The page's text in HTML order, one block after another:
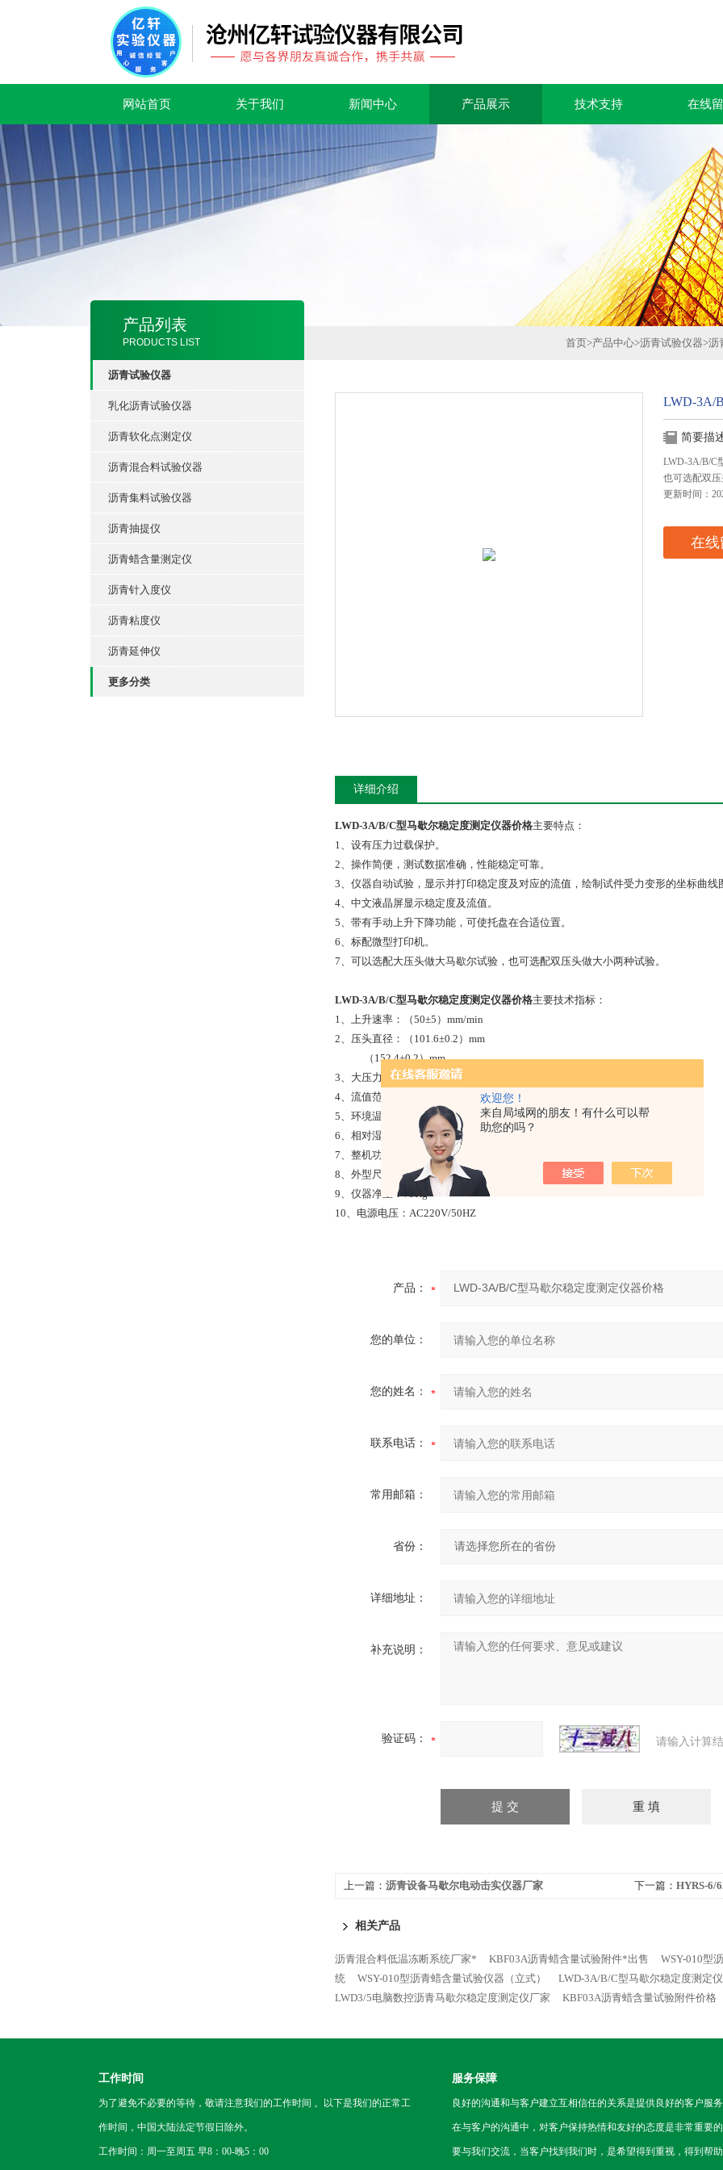
欢迎您！
来自局域网的朋友！有什么可以帮
助您的吗？
网站首页 关于我们 新闻中心 产品展示 技术支持 在线
产品列表
PRODUCTS LIST
沥青试验仪器
乳化沥青试验仪器
沥青软化点测定仪
沥青混合料试验仪器
沥青集料试验仪器
沥青抽提仪
沥青蜡含量测定仪
沥青针入度仪
沥青粘度仪
沥青延伸仪
更多分类
首页>产品中心>沥青试验仪器>沥
LWD-3A/
简要描
LWD-3A/B/C
也可选配双
更新时间：
在线
详细介绍
LWD-3A/B/C型马歇尔稳定度测定仪器价格主要特点：
1、设有压力过载保护。
2、操作简便，测试数据准确，性能稳定可靠。
3、仪器自动试验，显示并打印稳定度及对应的流值，绘制试件受力变形的坐标曲线
4、中文液晶屏显示稳定度及流值。
5、带有手动上升下降功能，可使托盘在合适位置。
6、标配微型打印机。
7、可以选配大压头做大马歇尔试验，也可选配双压头做大小两种试验。
LWD-3A/B/C型马歇尔稳定度测定仪器价格主要技术指标：
1、上升速率：（50±5）mm/min
2、压头直径：（101.6±0.2）mm
（152.4±0.2）mm
3、大压力：50KN 精度：1％
4、流值范围：0－15.00mm 精度：±0.1mm
5、环境温度：0-60℃
6、相对湿度：<85%
7、整机功耗：400W
8、外型尺寸：690x420x790mm
9、仪器净重：75Kg
10、电源电压：AC220V/50HZ
产品：
您的单位：
您的姓名：
联系电话：
常用邮箱：
省份：
详细地址：
补充说明：
验证码： 请输入计算
上一篇： 沥青设备马歇尔电动击实仪器厂家 下一篇： HYRS-6/
相关产品
沥青混合料低温冻断系统厂家* KBF03A沥青蜡含量试验附件*出售
WSY-010型
统
WSY-010型沥青蜡含量试验仪器（立式）
LWD-3A/B/C型马歇尔稳定度测定
LWD3/5电脑数控沥青马歇尔稳定度测定仪厂家
KBF03A沥青蜡含量试验附件价格
工作时间
为了避免不必要的等待，敬请注意我们的工作时间 。以下是我们的正常工
作时间，中国大陆法定节假日除外。
工作时间：周一至周五 早8：00-晚5：00
服务保障
良好的沟通和与客户建立互相信任的关系是提供良好的客户服
在与客户的沟通中，对客户保持热情和友好的态度是非常重要
要与我们交流，当客户找到我们时，是希望得到重视，得到帮